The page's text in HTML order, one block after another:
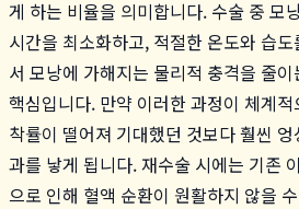
게 하는 비율을 의미합니다. 수술 중 모
시간을 최소화하고, 적절한 온도와 습
서 모낭에 가해지는 물리적 충격을 줄
핵심입니다. 만약 이러한 과정이 체계
착률이 떨어져 기대했던 것보다 훨씬
과를 낳게 됩니다. 재수술 시에는 기존
으로 인해 혈액 순환이 원활하지 않을